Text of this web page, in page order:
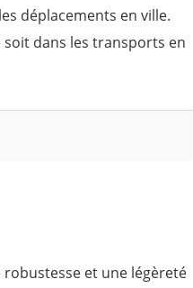
déplacements en ville.
dans les transports en
et une légèreté